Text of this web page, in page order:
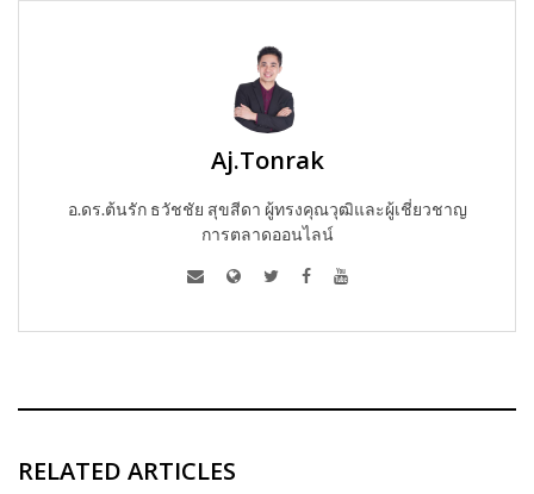
Aj.Tonrak
อ.ดร.ต้นรัก ธวัชชัย สุขสีดา ผู้ทรงคุณวุฒิและผู้เชี่ยวชาญ
การตลาดออนไลน์
RELATED ARTICLES